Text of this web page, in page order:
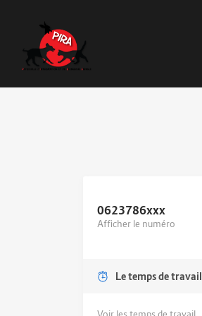
0623786xxx
Afficher le numéro
Le temps de travail